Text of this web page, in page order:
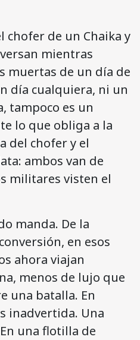
chofer de un Chaika y
mientras
muertas de un día de
día cualquiera, ni un
tampoco es un
lo que obliga a la
del chofer y el
ambos van de
militares visten el
manda. De la
en esos
ahora viajan
menos de lujo que
una batalla. En
inadvertida. Una
una flotilla de